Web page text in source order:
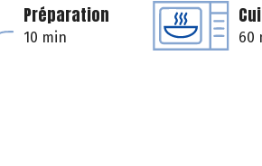
Préparation
10 min 60